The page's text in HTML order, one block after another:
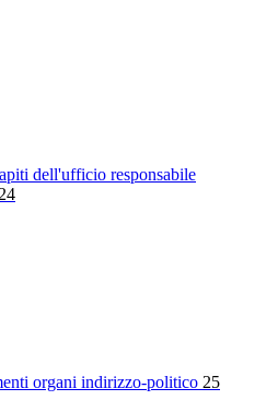
dell'ufficio responsabile
organi indirizzo-politico 25